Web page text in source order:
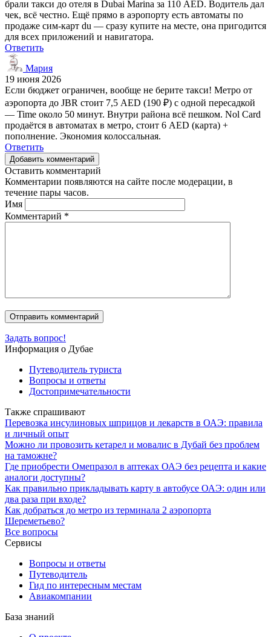
брали такси до отеля в Dubai Marina за 110 AED. Водитель дал
чек, всё честно. Ещё прямо в аэропорту есть автоматы по
продаже сим-карт du — сразу купите на месте, она пригодится
для всех приложений и навигатора.
Ответить
Мария
19 июня 2026
Если бюджет ограничен, вообще не берите такси! Метро от
аэропорта до JBR стоит 7,5 AED (190 ₽) с одной пересадкой
— Time около 50 минут. Внутри района всё пешком. Nol Card
продаётся в автоматах в метро, стоит 6 AED (карта) +
пополнение. Экономия колоссальная.
Ответить
Добавить комментарий
Оставить комментарий
Комментарии появляются на сайте после модерации, в
течение пары часов.
Имя
Комментарий *
Задать вопрос!
Информация о Дубае
Путеводитель туриста
Вопросы и ответы
Достопримечательности
Также спрашивают
Перевозка инсулиновых шприцов и лекарств в ОАЭ: правила
и личный опыт
Можно ли провозить кетарел и мовалис в Дубай без проблем
на таможне?
Где приобрести Омепразол в аптеках ОАЭ без рецепта и какие
аналоги доступны?
Как правильно прикладывать карту в автобусе ОАЭ: один или
два раза при входе?
Как добраться до метро из терминала 2 аэропорта
Шереметьево?
Все вопросы
Сервисы
Вопросы и ответы
Путеводитель
Гид по интересным местам
Авиакомпании
База знаний